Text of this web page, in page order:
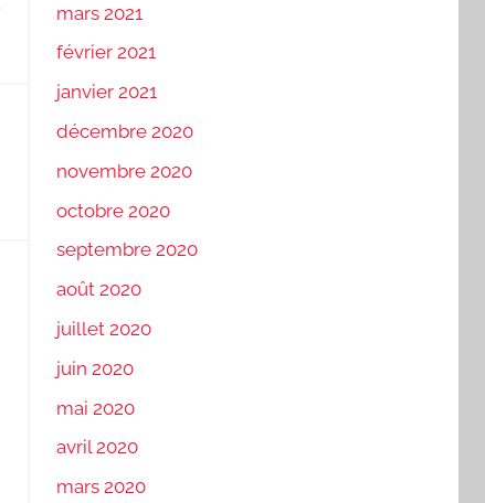
mars 2021
février 2021
janvier 2021
décembre 2020
novembre 2020
octobre 2020
septembre 2020
août 2020
juillet 2020
juin 2020
mai 2020
avril 2020
mars 2020